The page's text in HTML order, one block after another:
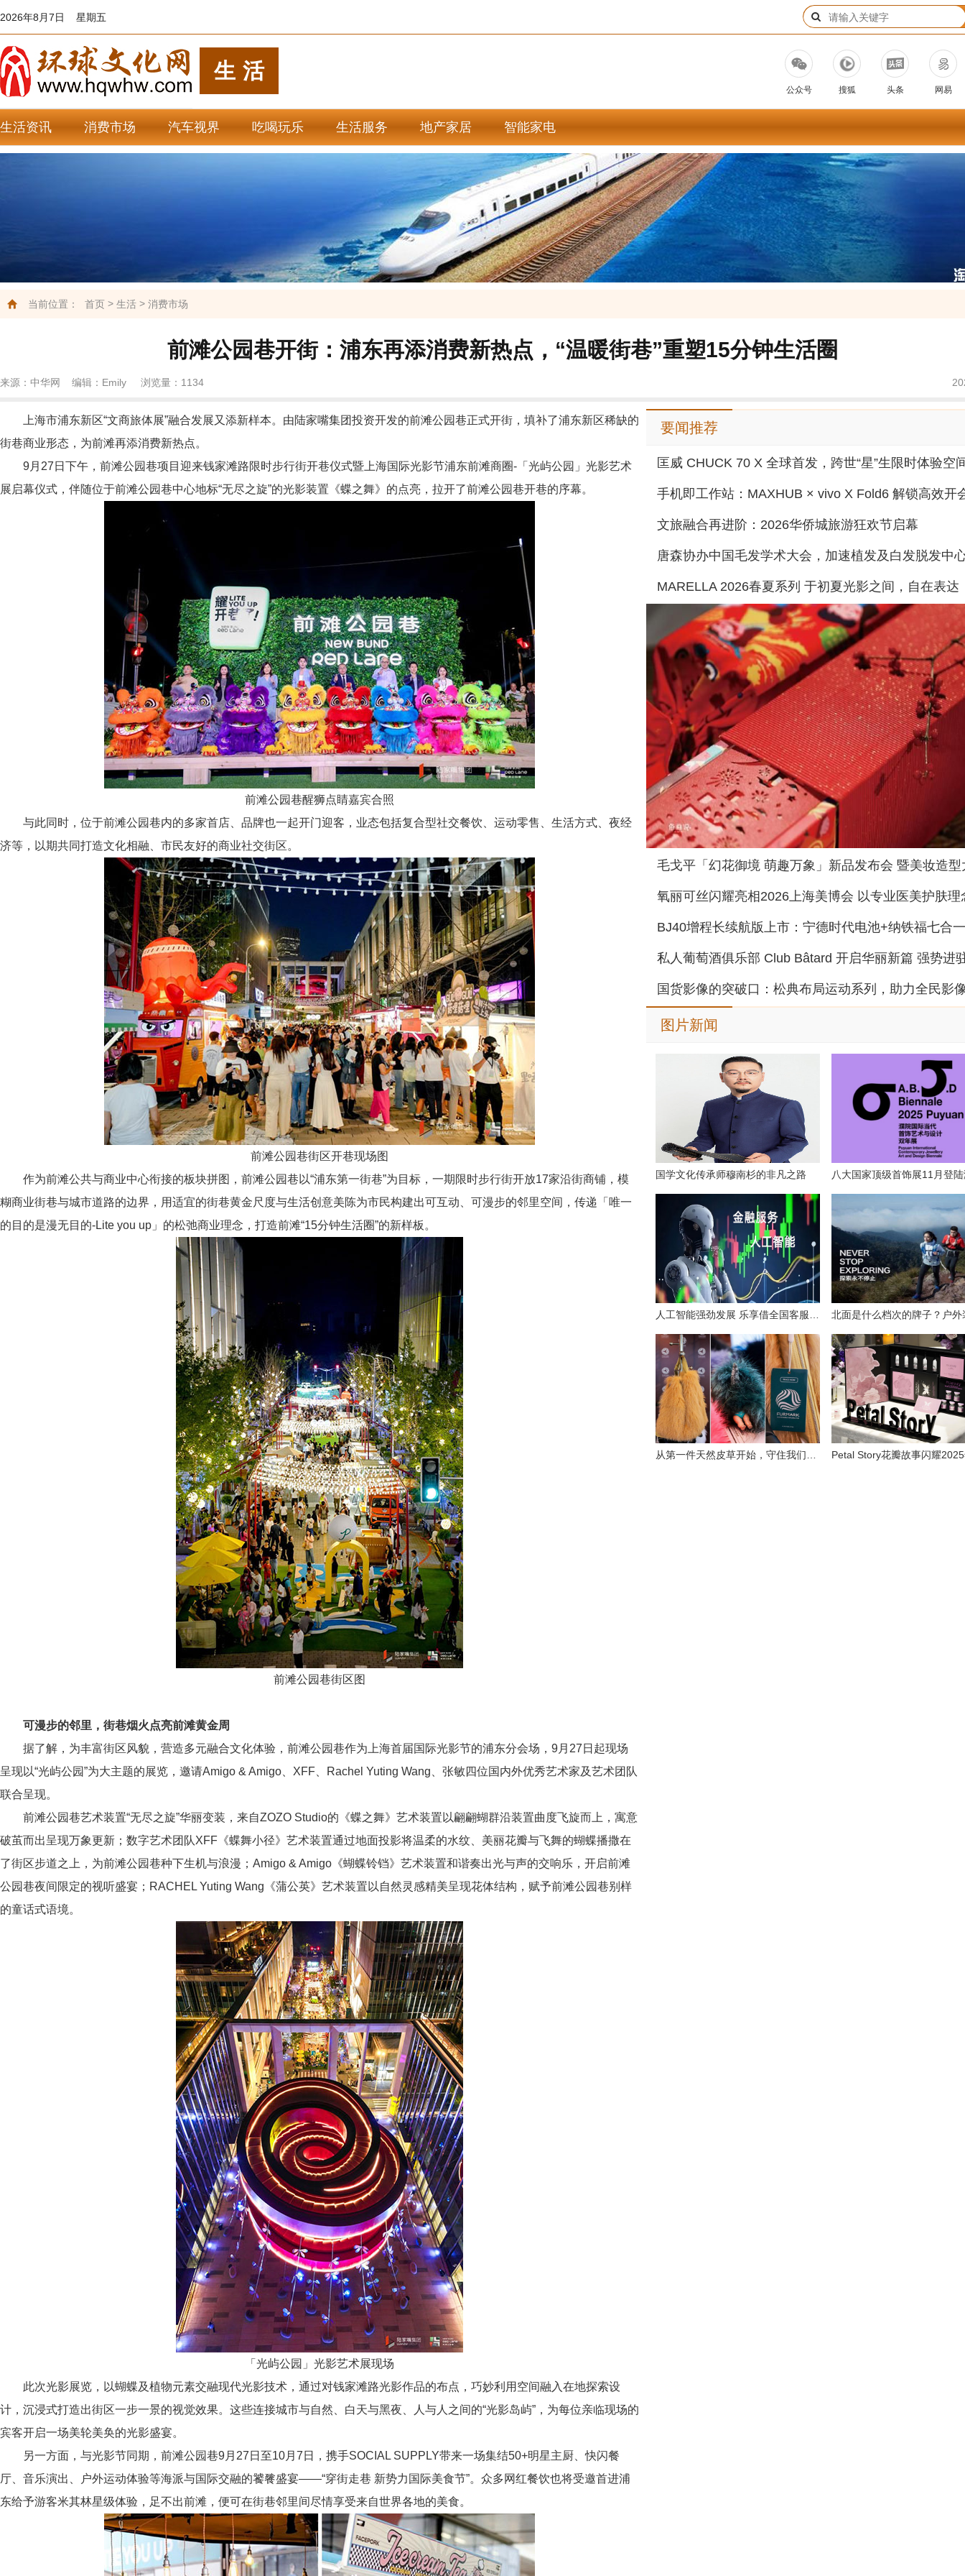
2026年8月7日 星期五
生活
公众号 搜狐 头条 网易
生活资讯 消费市场 汽车视界 吃喝玩乐 生活服务 地产家居 智能家电
当前位置： 首页 > 生活 > 消费市场
前滩公园巷开街：浦东再添消费新热点，“温暖街巷”重塑15分钟生活圈
来源：中华网 编辑：Emily 浏览量： 1134
上海市浦东新区“文商旅体展”融合发展又添新样本。由陆家嘴集团投资开发的前滩公园巷正式开街，填补了浦东新区稀缺的
街巷商业形态，为前滩再添消费新热点。
9月27日下午，前滩公园巷项目迎来钱家滩路限时步行街开巷仪式暨上海国际光影节浦东前滩商圈-「光屿公园」光影艺术
展启幕仪式，伴随位于前滩公园巷中心地标“无尽之旋”的光影装置《蝶之舞》的点亮，拉开了前滩公园巷开巷的序幕。
前滩公园巷醒狮点睛嘉宾合照
与此同时，位于前滩公园巷内的多家首店、品牌也一起开门迎客，业态包括复合型社交餐饮、运动零售、生活方式、夜经
济等，以期共同打造文化相融、市民友好的商业社交街区。
前滩公园巷街区开巷现场图
作为前滩公共与商业中心衔接的板块拼图，前滩公园巷以“浦东第一街巷”为目标，一期限时步行街开放17家沿街商铺，模
糊商业街巷与城市道路的边界，用适宜的街巷黄金尺度与生活创意美陈为市民构建出可互动、可漫步的邻里空间，传递「唯一
的目的是漫无目的-Lite you up」的松弛商业理念，打造前滩“15分钟生活圈”的新样板。
前滩公园巷街区图
可漫步的邻里，街巷烟火点亮前滩黄金周
据了解，为丰富街区风貌，营造多元融合文化体验，前滩公园巷作为上海首届国际光影节的浦东分会场，9月27日起现场
呈现以“光屿公园”为大主题的展览，邀请Amigo & Amigo、XFF、Rachel Yuting Wang、张敏四位国内外优秀艺术家及艺术团队
联合呈现。
前滩公园巷艺术装置“无尽之旋”华丽变装，来自ZOZO Studio的《蝶之舞》艺术装置以翩翩蝴群沿装置曲度飞旋而上，寓意
破茧而出呈现万象更新；数字艺术团队XFF《蝶舞小径》艺术装置通过地面投影将温柔的水纹、美丽花瓣与飞舞的蝴蝶播撒在
了街区步道之上，为前滩公园巷种下生机与浪漫；Amigo & Amigo《蝴蝶铃铛》艺术装置和谐奏出光与声的交响乐，开启前滩
公园巷夜间限定的视听盛宴；RACHEL Yuting Wang《蒲公英》艺术装置以自然灵感精美呈现花体结构，赋予前滩公园巷别样
的童话式语境。
「光屿公园」光影艺术展现场
此次光影展览，以蝴蝶及植物元素交融现代光影技术，通过对钱家滩路光影作品的布点，巧妙利用空间融入在地探索设
计，沉浸式打造出街区一步一景的视觉效果。这些连接城市与自然、白天与黑夜、人与人之间的“光影岛屿”，为每位亲临现场的
宾客开启一场美轮美奂的光影盛宴。
另一方面，与光影节同期，前滩公园巷9月27日至10月7日，携手SOCIAL SUPPLY带来一场集结50+明星主厨、快闪餐
厅、音乐演出、户外运动体验等海派与国际交融的饕餮盛宴——“穿街走巷 新势力国际美食节”。众多网红餐饮也将受邀首进浦
东给予游客米其林星级体验，足不出前滩，便可在街巷邻里间尽情享受来自世界各地的美食。
要闻推荐
文旅融合再进阶：2026华侨城旅游狂欢节启幕
MARELLA 2026春夏系列 于初夏光影之间，自在表达
图片新闻
国学文化传承师穆南杉的非凡之路